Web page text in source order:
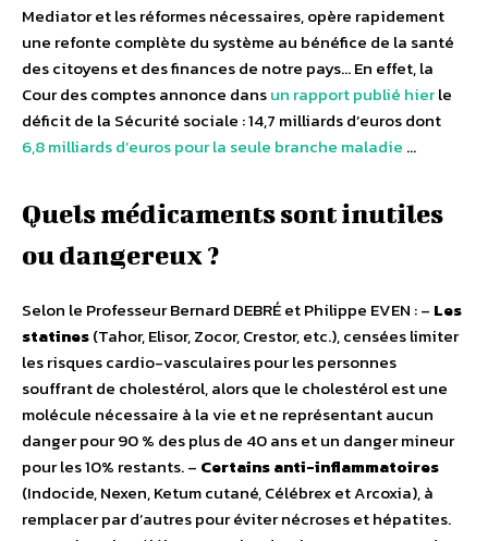
Mediator et les réformes nécessaires, opère rapidement
une refonte complète du système au bénéfice de la santé
des citoyens et des finances de notre pays… En effet, la
Cour des comptes annonce dansun rapport publié hierle
déficit de la Sécurité sociale : 14,7 milliards d’euros dont
6,8 milliards d’euros pour la seule branche maladie …
Quels médicaments sont inutiles
ou dangereux ?
Selon le Professeur Bernard DEBRÉ et Philippe EVEN : – Les
statines(Tahor, Elisor, Zocor, Crestor, etc.), censées limiter
les risques cardio-vasculaires pour les personnes
souffrant de cholestérol, alors que le cholestérol est une
molécule nécessaire à la vie et ne représentant aucun
danger pour 90 % des plus de 40 ans et un danger mineur
pour les 10% restants. – Certains anti-inflammatoires
(Indocide, Nexen, Ketum cutané, Célébrex et Arcoxia), à
remplacer par d’autres pour éviter nécroses et hépatites.